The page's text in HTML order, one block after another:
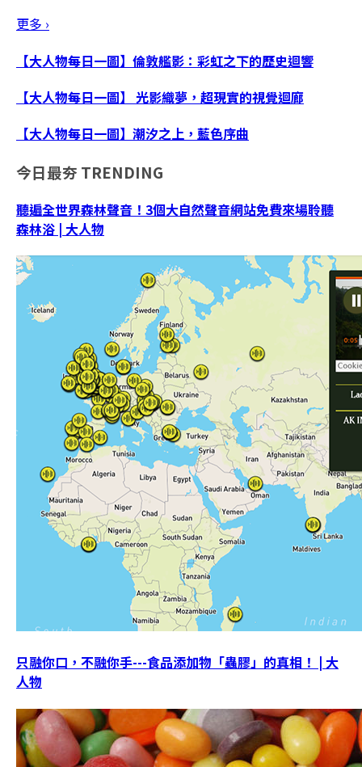
更多 ›
【大人物每日一圖】倫敦艦影：彩虹之下的歷史迴響
【大人物每日一圖】 光影織夢，超現實的視覺迴廊
【大人物每日一圖】潮汐之上，藍色序曲
今日最夯 TRENDING
聽遍全世界森林聲音！3個大自然聲音網站免費來場聆聽
森林浴 | 大人物
只融你口，不融你手---食品添加物「蟲膠」的真相！ | 大
人物